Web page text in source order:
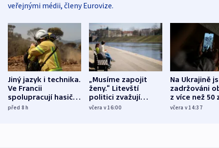
veřejnými médii, členy Eurovize.
Jiný jazyk i technika.
Ve Francii
spolupracují hasiči z
různých zemí
před 8h
„Musíme zapojit
ženy.“ Litevští
politici zvažují
dohodu o
včera v 16:00
Na Ukrajině
zadržováni
z více než 50
Bojovali na
včera v 14:37